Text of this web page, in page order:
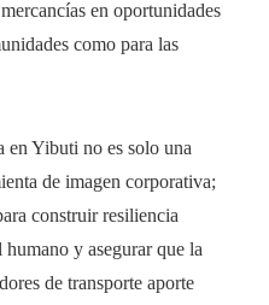
en oportunidades
como para las
en Yibuti no es solo una
de imagen corporativa;
construir resiliencia
y asegurar que la
de transporte aporte